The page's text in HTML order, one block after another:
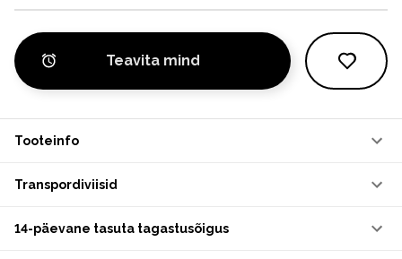
Teavita mind
Tooteinfo
Transpordiviisid
14-päevane tasuta tagastusõigus